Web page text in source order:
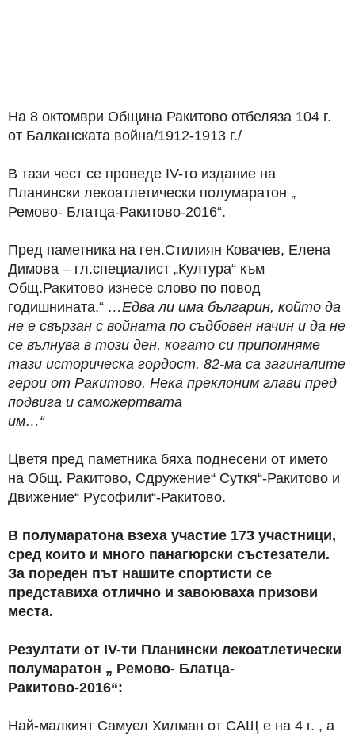
На 8 октомври Община Ракитово отбеляза 104 г.
от Балканската война/1912-1913 г./
В тази чест се проведе IV-то издание на
Планински лекоатлетически полумаратон „
Ремово- Блатца-Ракитово-2016“.
Пред паметника на ген.Стилиян Ковачев, Елена
Димова – гл.специалист „Култура“ към
Общ.Ракитово изнесе слово по повод
годишнината.“ …Едва ли има българин, който да
не е свързан с войната по съдбовен начин и да нe
се вълнува в този ден, когато си припомняме
тази историческа гордост. 82-ма са загиналите
герои от Ракитово. Нека преклоним глави пред
подвига и саможертвата
Цветя пред паметника бяха поднесени от името
на Общ. Ракитово, Сдружение“ Суткя“-Ракитово и
Движение“ Русофили“-Ракитово.
В полумаратона взеха участие 173 участници,
сред които и много панагюрски състезатели.
За пореден път нашите спортисти се
представиха отлично и завоюваха призови
места.
Резултати от IV-ти Планински лекоатлетически
полумаратон „ Ремово- Блатца-
Ракитово-2016“:
Най-малкият Самуел Хилман от САЩ е на 4 г. , а